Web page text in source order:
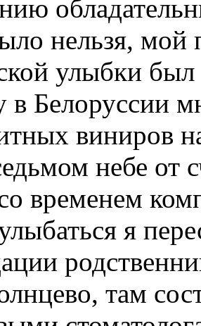
нельзя,
улыбки
в Белоруссии
виниров
небе от
временем
я
там